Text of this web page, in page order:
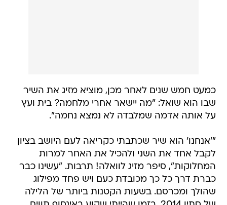
כמעט חמש שנים לאחר מכן, מוציא מזיג את השיר
שבו הוא שואל: "מה יישאר אחרי מלחמה? בית ועץ
על אותה אדמה שמלבדה לא נמצא נחמה".
"'אנחנו' הוא שיר שכתבתי כקריאה לעם היושב בציון
לקבל אחד את השני ולהכיל את האחר למרות
המחלוקות", סיפר מזיג לוואלה! תרבות. "עשינו כבר
כברת דרך כל כך מכובדת כעם ויש פחד מפילוג
שהולך ומכרסם. בשעות הקטנות ביותר של הלילה